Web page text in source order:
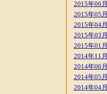
2015年06月
2015年05月
2015年04月
2015年03月
2015年01月
2014年11月
2014年06月
2014年05月
2014年04月